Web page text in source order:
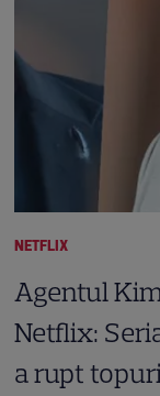
NETFLIX
Agentul
Netflix:
a rupt